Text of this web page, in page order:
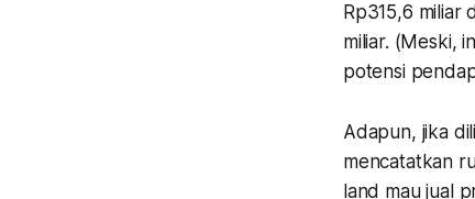
Rp315,6 miliar
miliar. (Meski,
potensi
Adapun, jika
mencatatkan
land mau jual